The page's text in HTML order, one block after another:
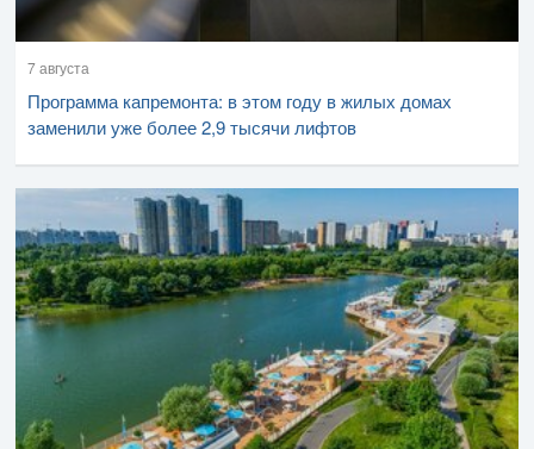
7 августа
Программа капремонта: в этом году в жилых домах
заменили уже более 2,9 тысячи лифтов